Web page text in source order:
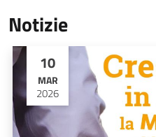
Notizie
10
MAR
2026